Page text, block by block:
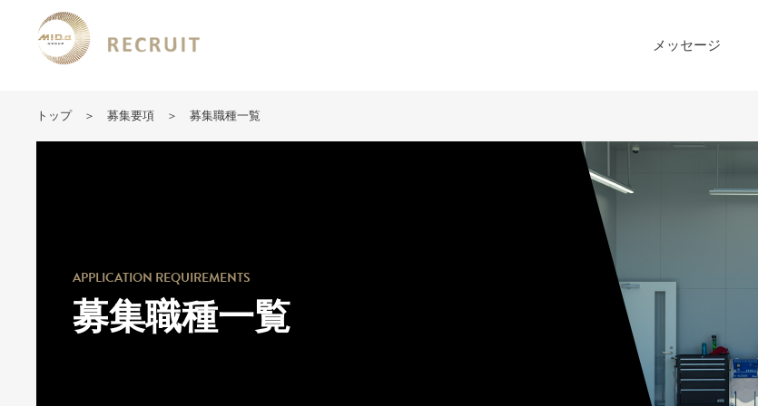
メッセージ
トップ 募集要項 募集職種一覧
APPLICATION REQUIREMENTS
募集職種一覧